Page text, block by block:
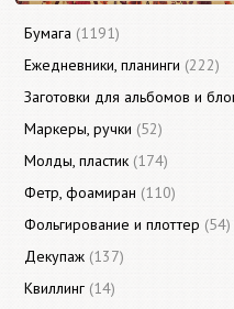
Бумага (1191)
Ежедневники, планинги (222)
Заготовки для альбомов и
Маркеры, ручки (52)
Молды, пластик (174)
Фетр, фоамиран (110)
Фольгирование и плоттер (54)
Декупаж (137)
Квиллинг (14)